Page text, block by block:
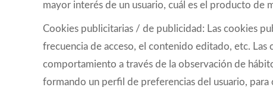
mayor interés de un usuario, cuál es el producto de
Cookies publicitarias / de publicidad: Las cookies
frecuencia de acceso, el contenido editado, etc.
comportamiento a través de la observación de
formando un perfil de preferencias del usuario,